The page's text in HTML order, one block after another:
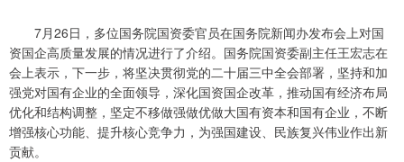
7月26日，多位国务院国资委官员在国务院新闻办发布会上对国
资国企高质量发展的情况进行了介绍。国务院国资委副主任王宏志在
会上表示，下一步，将坚决贯彻党的二十届三中全会部署，坚持和加
强党对国有企业的全面领导，深化国资国企改革，推动国有经济布局
优化和结构调整，坚定不移做强做优做大国有资本和国有企业，不断
增强核心功能、提升核心竞争力，为强国建设、民族复兴伟业作出新
贡献。